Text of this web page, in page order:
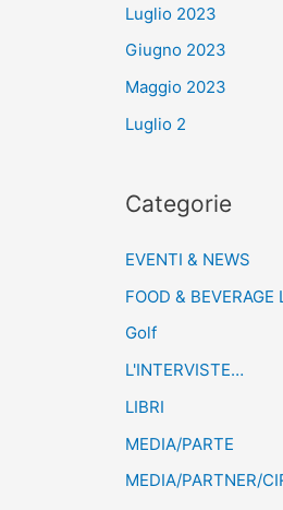
Luglio 2023
Giugno 2023
Maggio 2023
Luglio 2
Categorie
EVENTI & NEWS
FOOD & BEVERAGE
Golf
L'INTERVISTE…
LIBRI
MEDIA/PARTE
MEDIA/PARTNER/